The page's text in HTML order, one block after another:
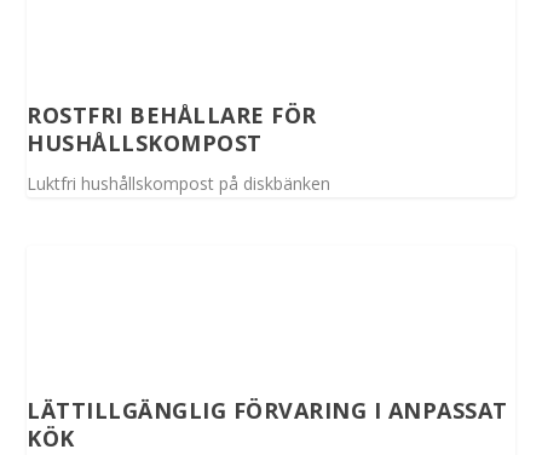
ROSTFRI BEHÅLLARE FÖR
HUSHÅLLSKOMPOST
Luktfri hushållskompost på diskbänken
LÄTTILLGÄNGLIG FÖRVARING I ANPASSAT
KÖK